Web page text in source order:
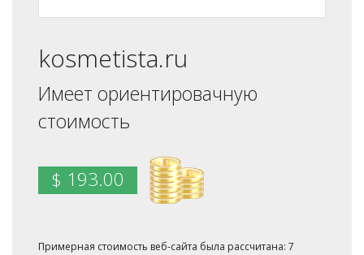
kosmetista.ru
Имеет ориентировачную
стоимость
$ 193.00
Примерная стоимость веб-сайта была рассчитана: 7